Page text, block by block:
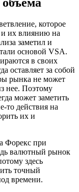
которое
и их влиянию на
заметил и
основой VSA.
в своих
оставляет за собой
рынка не может
нее. Поэтому
может заметить
то действия на
их и
Форекс при
валютный рынок
здесь
точный
времени.